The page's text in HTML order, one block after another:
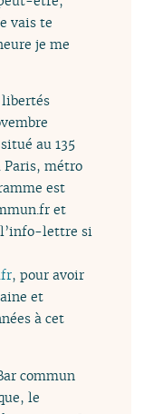
vais te
je me
libertés
au 135
Paris, métro
est
et
l’info-lettre si
, pour avoir
et
à cet
commun
le